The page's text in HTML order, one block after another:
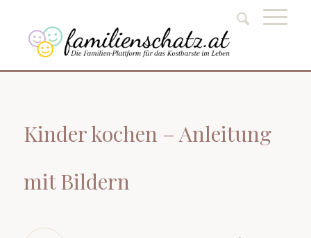
Kinder kochen – Anleitung
mit Bildern